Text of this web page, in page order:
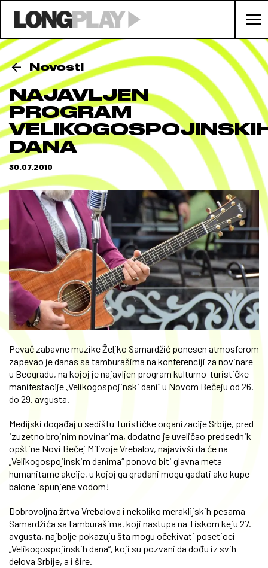
Novosti
NAJAVLJEN
PROGRAM
DANA
30.07.2010
Pevač zabavne muzike Željko Samardžić ponesen atmosferom
zapevao je danas sa tamburašima na konferenciji za novinare
u Beogradu, na kojoj je najavljen program kulturno-turističke
manifestacije „Velikogospojinski dani“ u Novom Bečeju od 26.
do 29. avgusta.
Medijski događaj u sedištu Turističke organizacije Srbije, pred
izuzetno brojnim novinarima, dodatno je uveličao predsednik
opštine Novi Bečej Milivoje Vrebalov, najavivši da će na
„Velikogospojinskim danima“ ponovo biti glavna meta
humanitarne akcije, u kojoj ga građani mogu gađati ako kupe
balone ispunjene vodom!
Dobrovoljna žrtva Vrebalova i nekoliko meraklijskih pesama
Samardžića sa tamburašima, koji nastupa na Tiskom keju 27.
avgusta, najbolje pokazuju šta mogu očekivati posetioci
„Velikogospojinskih dana“, koji su pozvani da dođu iz svih
delova Srbije, a i šire.